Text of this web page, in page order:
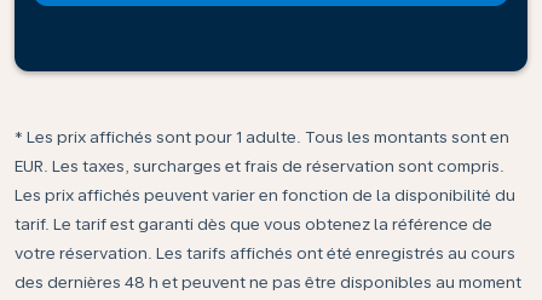
* Les prix affichés sont pour 1 adulte. Tous les montants sont en
EUR. Les taxes, surcharges et frais de réservation sont compris.
Les prix affichés peuvent varier en fonction de la disponibilité du
tarif. Le tarif est garanti dès que vous obtenez la référence de
votre réservation. Les tarifs affichés ont été enregistrés au cours
des dernières 48 h et peuvent ne pas être disponibles au moment